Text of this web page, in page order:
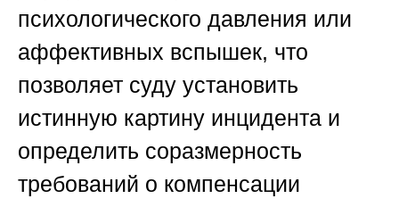
психологического давления или
аффективных вспышек, что
позволяет суду установить
истинную картину инцидента и
определить соразмерность
требований о компенсации